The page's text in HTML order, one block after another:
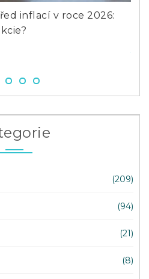
inflací v roce 2026:
(209)
(94)
(21)
(8)